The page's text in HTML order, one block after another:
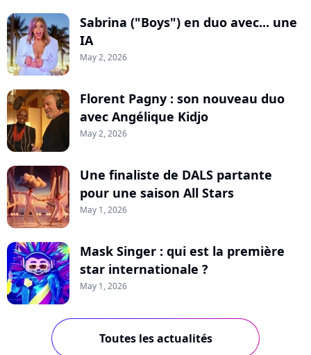
Sabrina ("Boys") en duo avec... une
IA
May 2, 2026
Florent Pagny : son nouveau duo
avec Angélique Kidjo
May 2, 2026
Une finaliste de DALS partante
pour une saison All Stars
May 1, 2026
Mask Singer : qui est la première
star internationale ?
May 1, 2026
Toutes les actualités